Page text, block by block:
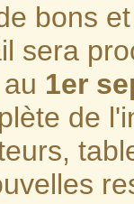
bons
sera
1er
de